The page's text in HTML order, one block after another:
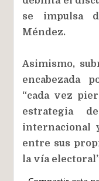
se impulsa
Méndez.
Asimismo,
encabezada
“cada vez
estrategia
internacional
entre sus
la vía